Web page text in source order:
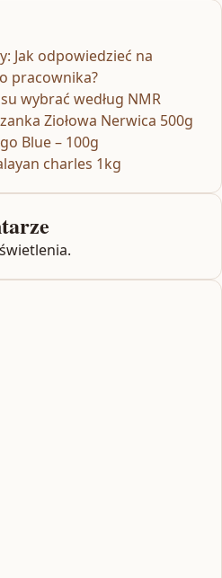
Jak odpowiedzieć na
pracownika?
wybrać według NMR
Ziołowa Nerwica 500g
Blue – 100g
charles 1kg